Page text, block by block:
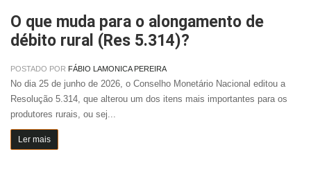
O que muda para o alongamento de
débito rural (Res 5.314)?
POSTADO POR FÁBIO LAMONICA PEREIRA
No dia 25 de junho de 2026, o Conselho Monetário Nacional editou a
Resolução 5.314, que alterou um dos itens mais importantes para os
produtores rurais, ou sej...
Ler mais